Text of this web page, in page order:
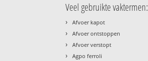
Veel gebruikte vaktermen:
› Afvoer kapot
› Afvoer ontstoppen
› Afvoer verstopt
› Agpo ferroli